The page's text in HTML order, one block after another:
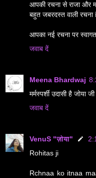
आपकी रचना से राजा और
बहुत जबरदस्त वाली रचना
आपका नई रचना पर
जवाब दें
Meena Bhardwaj
मर्मस्पर्शी उदासी है जोया
जवाब दें
VenuS "ज़ोया"
Rohitas ji
Rchnaa ko itnaa